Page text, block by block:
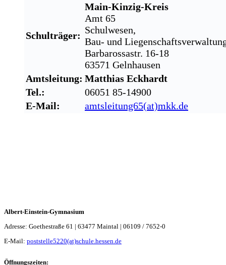
Schulträger:
Main-Kinzig-Kreis
Amt 65
Schulwesen,
Bau- und
Barbarossastr. 16-18
63571 Gelnhausen
Amtsleitung: Matthias Eckhardt
Tel.:
06051 85-14900
E-Mail:
amtsleitung65(at)mkk.de
Albert-Einstein-Gymnasium
Adresse: Goethestraße 61 | 63477 Maintal | 06109 / 7652-0
E-Mail: poststelle5220(at)schule.hessen.de
Öffnungszeiten: